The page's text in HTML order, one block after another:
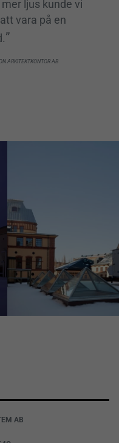
ljus kunde vi
vara på en
ARKITEKTKONTOR AB
AB